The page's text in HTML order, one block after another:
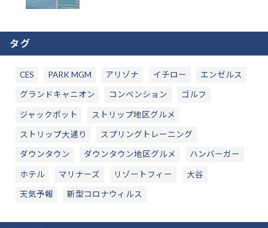
タグ
CES PARK MGM アリゾナ イチロー エンゼルス
グランドキャニオン コンベンション ゴルフ
ジャックポット ストリップ地区グルメ
ストリップ大通り スプリングトレーニング
ダウンタウン ダウンタウン地区グルメ ハンバーガー
ホテル マリナーズ リゾートフィー 大谷
天気予報 新型コロナウィルス